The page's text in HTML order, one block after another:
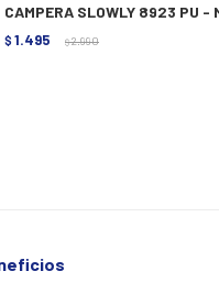
CAMPERA SLOWLY 8923 PU -
$ 1.495 $ 2.990